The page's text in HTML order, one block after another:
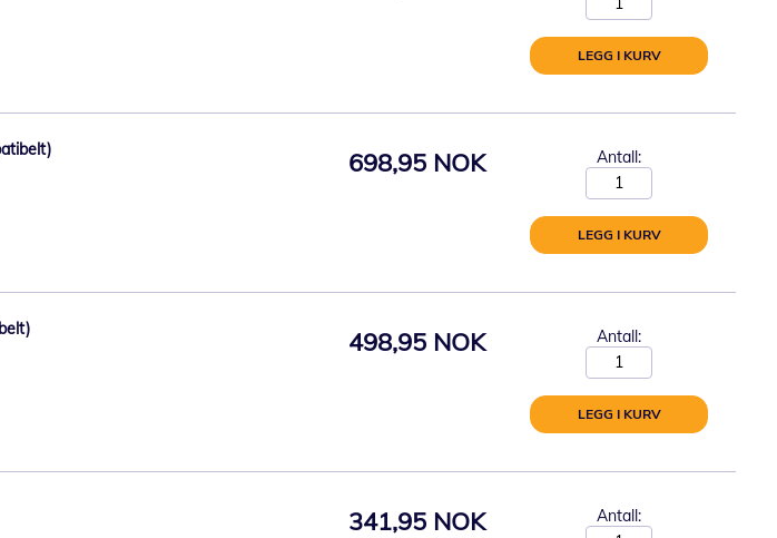
LEGG I KURV
698,95 NOK Antall:
LEGG I KURV
498,95 NOK Antall:
LEGG I KURV
341,95 NOK Antall: